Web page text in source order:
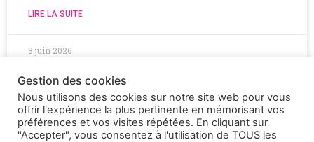
LIRE LA SUITE
3 juin 2026
Gestion des cookies
Nous utilisons des cookies sur notre site web pour vous
offrir l'expérience la plus pertinente en mémorisant vos
préférences et vos visites répétées. En cliquant sur
"Accepter", vous consentez à l'utilisation de TOUS les